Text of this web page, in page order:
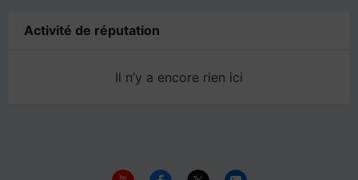
Activité de réputation
Il n’y a encore rien ici